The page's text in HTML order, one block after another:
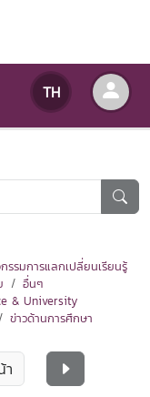
TH
รรมการแลกเปลี่ยนเรียนรู้
อื่นๆ
& University
ข่าวด้านการศึกษา